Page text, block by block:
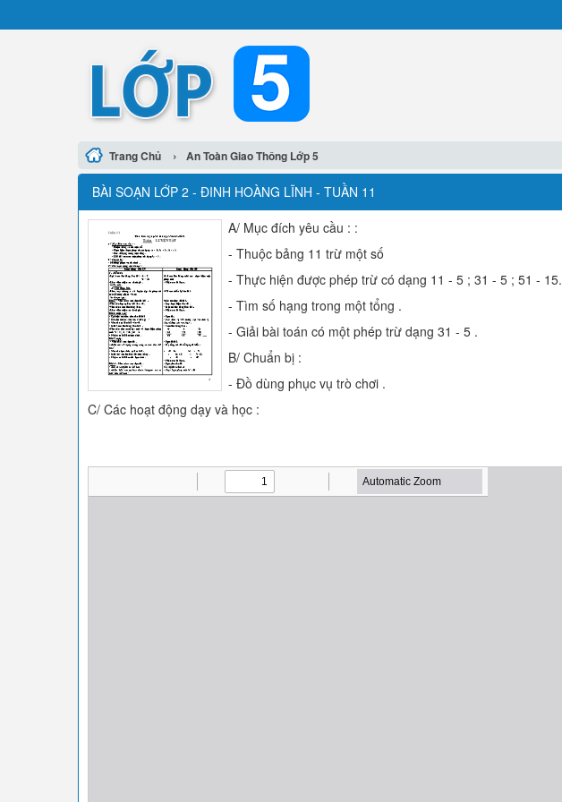
Trang Chủ › An Toàn Giao Thông Lớp 5
BÀI SOẠN LỚP 2 - ĐINH HOÀNG LĨNH - TUẦN 11
A/ Mục đích yêu cầu : :
- Thuộc bảng 11 trừ một số
- Thực hiện được phép trừ có dạng 11 - 5 ; 31 - 5 ; 51 - 15.
- Tìm số hạng trong một tổng .
- Giải bài toán có một phép trừ dạng 31 - 5 .
B/ Chuẩn bị :
- Đồ dùng phục vụ trò chơi .
C/ Các hoạt động dạy và học :